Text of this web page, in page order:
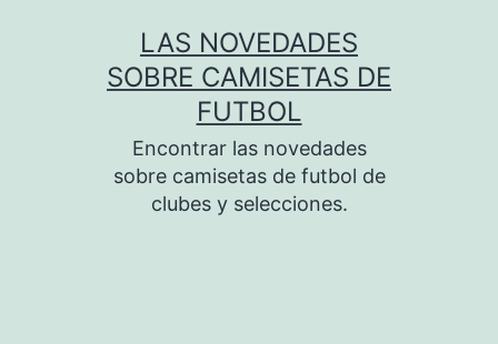
LAS NOVEDADES
SOBRE CAMISETAS DE
FUTBOL
Encontrar las novedades
sobre camisetas de futbol de
clubes y selecciones.